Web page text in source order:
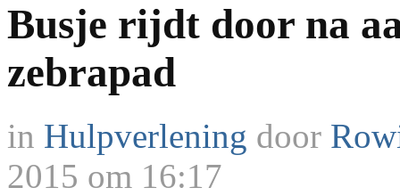
Busje rijdt door na
zebrapad
in Hulpverlening door
2015 om 16:17